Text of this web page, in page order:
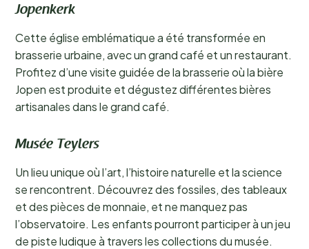
Jopenkerk
Cette église emblématique a été transformée en
brasserie urbaine, avec un grand café et un restaurant.
Profitez d’une visite guidée de la brasserie où la bière
Jopen est produite et dégustez différentes bières
artisanales dans le grand café.
Musée Teylers
Un lieu unique où l’art, l’histoire naturelle et la science
se rencontrent. Découvrez des fossiles, des tableaux
et des pièces de monnaie, et ne manquez pas
l’observatoire. Les enfants pourront participer à un jeu
de piste ludique à travers les collections du musée.